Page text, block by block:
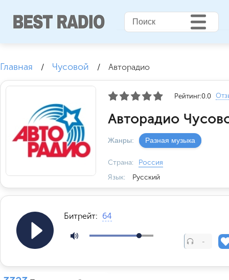
Главная / Чусовой / Авторадио
Рейтинг:0.0
Авторадио
Жанры: Разная музыка
Страна:
Россия
Язык:
Русский
Битрейт: 64
-